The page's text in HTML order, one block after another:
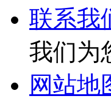
联系我
我们为
网站地